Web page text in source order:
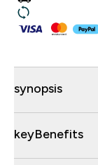
synopsis
keyBenefits